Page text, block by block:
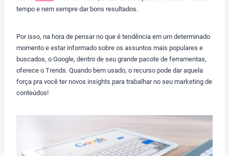
tempo e nem sempre dar bons resultados.
Por isso, na hora de pensar no que é tendência em um determinado
momento e estar informado sobre os assuntos mais populares e
buscados, o Google, dentro de seu grande pacote de ferramentas,
oferece o Trends. Quando bem usado, o recurso pode dar aquela
força pra você ter novos insights para trabalhar no seu marketing de
conteúdos!